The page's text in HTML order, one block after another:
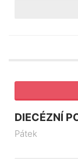
DIECÉZNÍ
Pátek